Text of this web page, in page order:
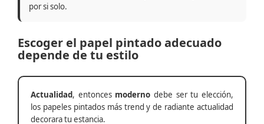
por si solo.
Escoger el papel pintado adecuado
depende de tu estilo
Actualidad, entonces moderno debe ser tu elección,
los papeles pintados más trend y de radiante actualidad
decorara tu estancia.